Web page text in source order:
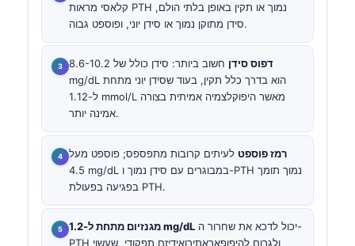
קלאסי מראות PTH נמוך או תקין באופן בלתי הולם,
סידן מתוקן נמוך או סידן יוני, ופוספט גבוה.
דפוס סידן
חשוב ביותר: סידן כולל של 8.6-10.2
mg/dL הוא בדרך כלל תקין, בעוד שסידן יוני מתחת
ל-1.12 mmol/L מאשר היפוקלצמיה אמיתית בצורה
אמינה יותר.
רמז פוספט לעיתים קרובות מתפספס; פוספט מעל
4.5 mg/dL במבוגרים עם סידן נמוך ו-PTH נמוך תומך
בפגיעה בפעולת PTH.
מגנזיום מתחת ל-1.2 mg/dL
PTH ולגרום להיפופאראתירואידיזם תפקודי, שעשוי